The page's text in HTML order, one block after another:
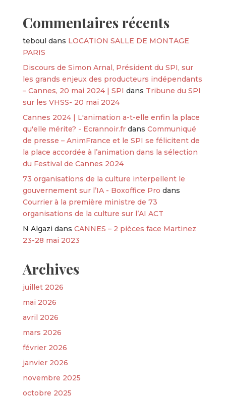
Commentaires récents
teboul dans LOCATION SALLE DE MONTAGE
PARIS
Discours de Simon Arnal, Président du SPI, sur
les grands enjeux des producteurs indépendants
– Cannes, 20 mai 2024 | SPI dans Tribune du SPI
sur les VHSS- 20 mai 2024
Cannes 2024 | L'animation a-t-elle enfin la place
qu'elle mérite? - Ecrannoir.frdans Communiqué
de presse – AnimFrance et le SPI se félicitent de
la place accordée à l’animation dans la sélection
du Festival de Cannes 2024
73 organisations de la culture interpellent le
gouvernement sur l’IA - Boxoffice Pro dans
Courrier à la première ministre de 73
organisations de la culture sur l’AI ACT
N Algazi dans CANNES – 2 pièces face Martinez
23-28 mai 2023
Archives
juillet 2026
mai 2026
avril 2026
mars 2026
février 2026
janvier 2026
novembre 2025
octobre 2025